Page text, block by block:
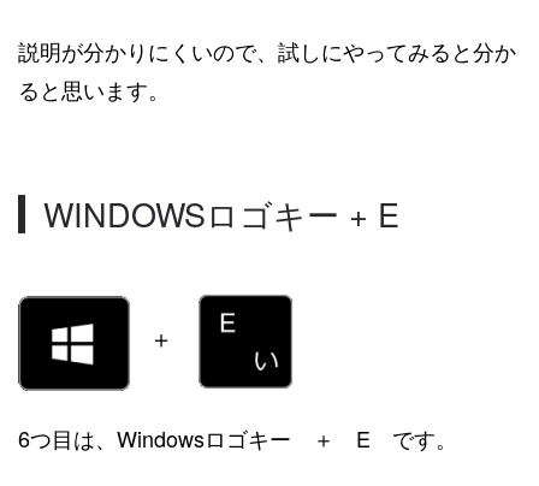
説明が分かりにくいので、試しにやってみると分か
ると思います。
WINDOWSロゴキー + E
＋
6つ目は、Windowsロゴキー ＋ E です。